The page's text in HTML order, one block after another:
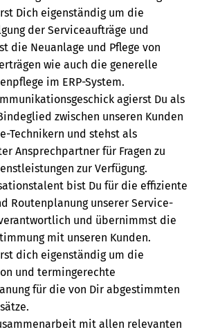
Dich eigenständig um die
der Serviceaufträge und
die Neuanlage und Pflege von
wie auch die generelle
im ERP-System.
agierst Du als
zwischen unseren Kunden
Technikern und stehst als
Ansprechpartner für Fragen zu
zur Verfügung.
bist Du für die effiziente
Routenplanung unserer Service-
und übernimmst die
mit unseren Kunden.
dich eigenständig um die
und termingerechte
für die von Dir abgestimmten
mit allen relevanten